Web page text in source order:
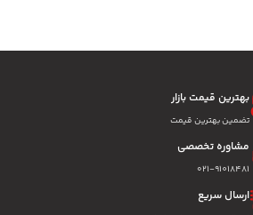
بهترین قیمت بازار
تضمین بهترین قیمت
مشاوره تخصصی
۰۲۱-91018481
ارسال سریع